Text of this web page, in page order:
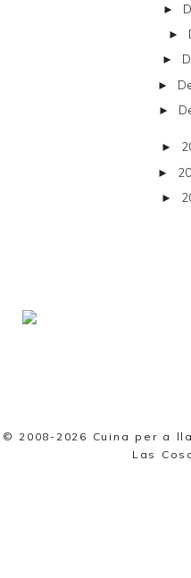
►
►
►
►
►
►
►
►
© 2008-2026 Cuina per a
Las